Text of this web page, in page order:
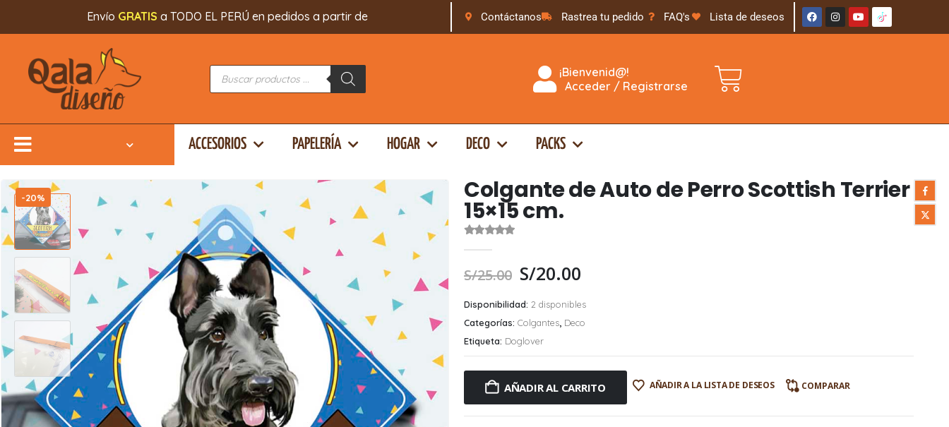
EnvíoGRATISa TODO EL PERÚ en pedidos a partir de S/ Contáctanos Rastrea tu pedido FAQ's Lista de deseos
¡Bienvenid@!
Acceder / Registrarse
ACCESORIOS PAPELERÍA HOGAR DECO PACKS
-20% Colgante de Auto de Perro Scottish Terrier
15×15 cm.
S/25.00 S/20.00
Disponibilidad: 2 disponibles
Categorías: Colgantes Deco
Etiqueta: Doglover
AÑADIR AL CARRITO AÑADIR A LA LISTA DE DESEOS COMPARAR